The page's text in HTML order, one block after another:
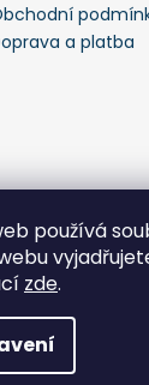
používá
zde.
a platba
vyhrazena.